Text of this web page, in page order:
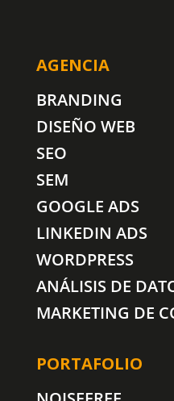
AGENCIA
BRANDING
DISEÑO WEB
SEO
SEM
GOOGLE ADS
LINKEDIN ADS
WORDPRESS
ANÁLISIS DE
MARKETING DE
PORTAFOLIO